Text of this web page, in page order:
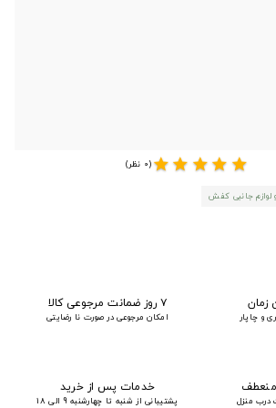
star
star
star
star
star(0 نظر)
جانبی کفش
زمان
و چاپار
۷ روز ضمانت مرجوعی کالا
امکان مرجوعی در صورت نا رضایتی
درب منزل
خدمات پس از خرید
پشتیبانی از شنبه تا چهارشنبه 9 الی 18